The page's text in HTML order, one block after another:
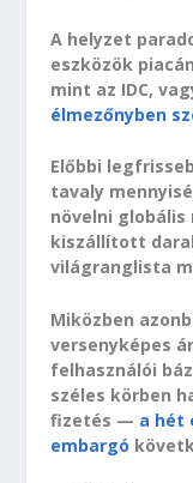
A helyzet
eszközök
mint az IDC,
élmezőnyben
Előbbi
tavaly
növelni globális
kiszállított
világranglista
Miközben
versenyképes
felhasználói
széles körben
fizetés — a hét
embargó